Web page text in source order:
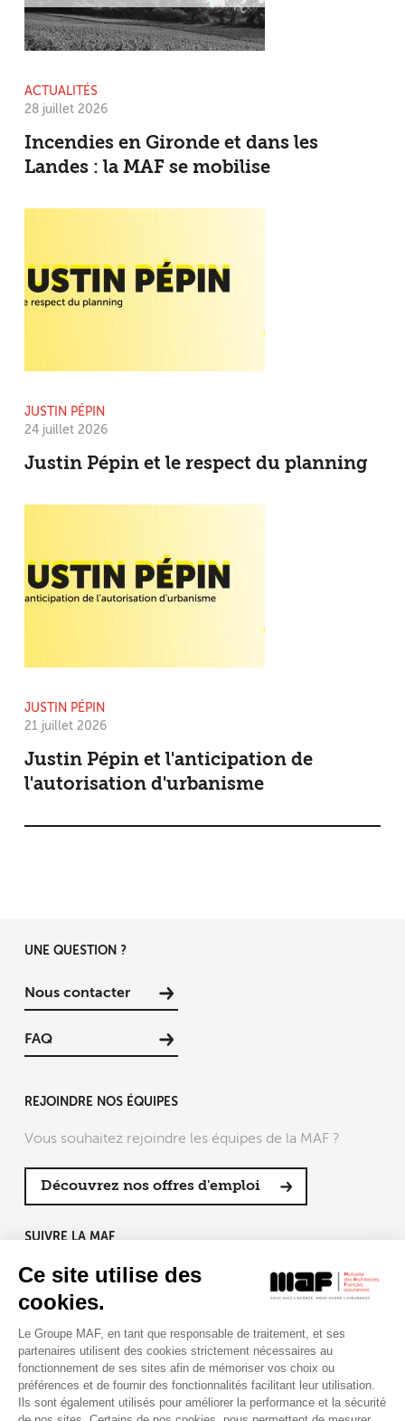
Ce site utilise des
cookies.
Le Groupe MAF, en tant que responsable de traitement, et ses
partenaires utilisent des cookies strictement nécessaires au
fonctionnement de ses sites afin de mémoriser vos choix ou
préférences et de fournir des fonctionnalités facilitant leur utilisation.
Ils sont également utilisés pour améliorer la performance et la sécurité
ACTUALITÉS
28 juillet 2026
Incendies en Gironde et dans les
Landes : la MAF se mobilise
JUSTIN PÉPIN
24 juillet 2026
Justin Pépin et le respect du planning
JUSTIN PÉPIN
21 juillet 2026
Justin Pépin et l'anticipation de
l'autorisation d'urbanisme
UNE QUESTION ?
Nous contacter
FAQ
REJOINDRE NOS ÉQUIPES
Vous souhaitez rejoindre les équipes de la MAF ?
Découvrez nos offres d'emploi
SUIVRE LA MAF
RETROUVEZ-NOUS SUR :